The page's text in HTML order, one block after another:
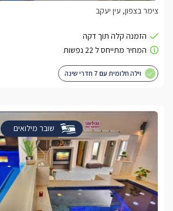
צימר בצפון, עין יעקב
וילה חלומית עם 7 חדרי שינה
שובר מילואים